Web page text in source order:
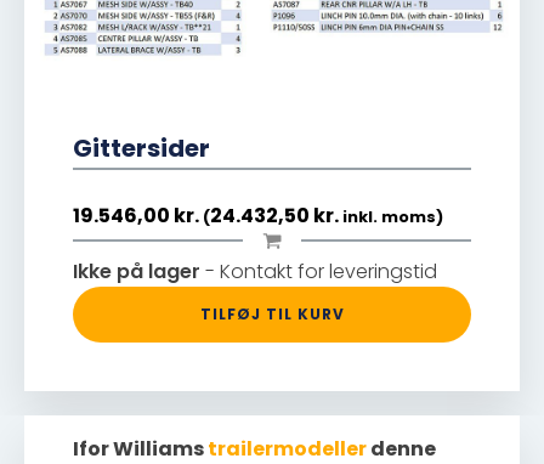
Gittersider
19.546,00 kr. (24.432,50 kr. inkl. moms)
Ikke på lager - Kontakt for leveringstid
TILFØJ TIL KURV
Ifor Williamstrailermodellerdenne